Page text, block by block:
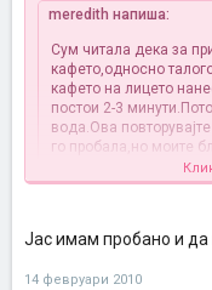
meredith напиша:
Сум читала дека за
кафето,односно
кафето на лицето
постои 2-3
вода.Ова
го пробала,но моите
кажам резултати по
Јас имам пробано и да
14 февруари 2010